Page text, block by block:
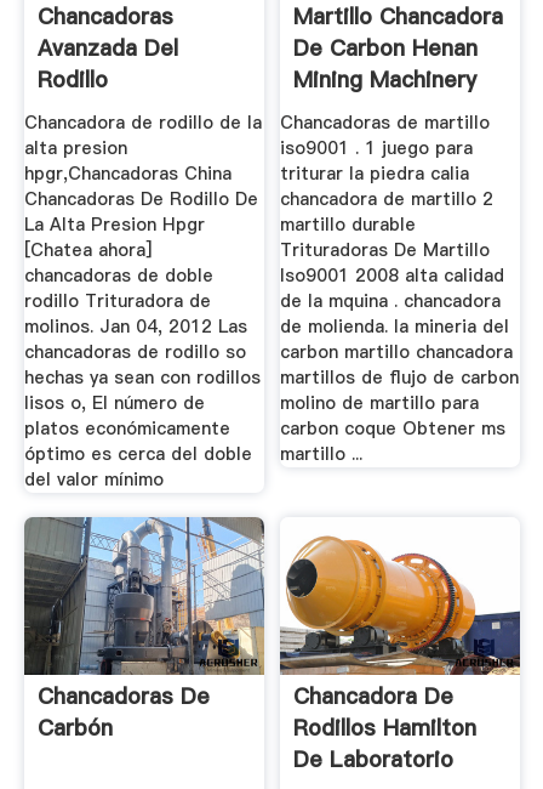
Chancadoras
Avanzada Del
Rodillo
Chancadora de rodillo de la
alta presion
hpgr,Chancadoras China
Chancadoras De Rodillo De
La Alta Presion Hpgr
[Chatea ahora]
chancadoras de doble
rodillo Trituradora de
molinos. Jan 04, 2012 Las
chancadoras de rodillo so
hechas ya sean con rodillos
lisos o, El número de
platos económicamente
óptimo es cerca del doble
del valor mínimo
Martillo Chancadora
De Carbon Henan
Mining Machinery
Co ...
Chancadoras de martillo
iso9001 . 1 juego para
triturar la piedra calia
chancadora de martillo 2
martillo durable
Trituradoras De Martillo
Iso9001 2008 alta calidad
de la mquina . chancadora
de molienda. la mineria del
carbon martillo chancadora
martillos de flujo de carbon
molino de martillo para
carbon coque Obtener ms
martillo ...
Chancadoras De
Carbón
Chancadora De
Rodillos Hamilton
De Laboratorio